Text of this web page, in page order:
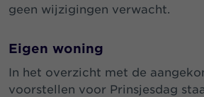
geen wijzigingen verwacht.
Eigen woning
In het overzicht met de
voorstellen voor Prinsjesdag